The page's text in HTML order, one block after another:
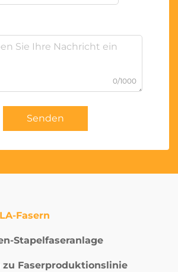
0/1000
Senden
Fasern
Stapelfaseranlage
Faserproduktionslinie